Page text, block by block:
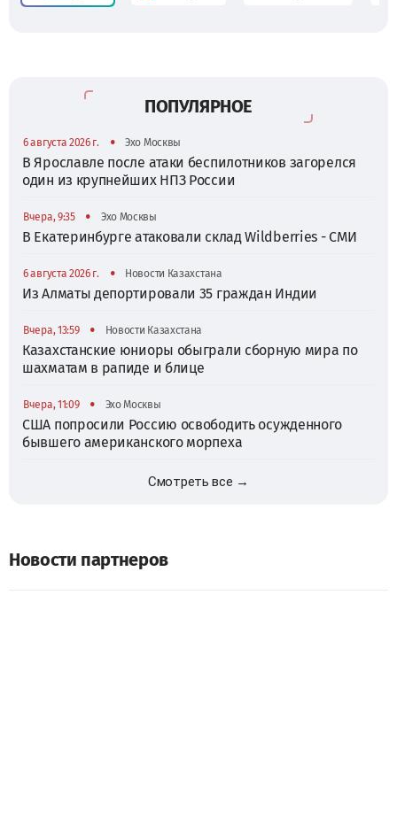
ПОПУЛЯРНОЕ
6 августа 2026 г. • Эхо Москвы
В Ярославле после атаки беспилотников загорелся
один из крупнейших НПЗ России
Вчера, 9:35 • Эхо Москвы
В Екатеринбурге атаковали склад Wildberries - СМИ
6 августа 2026 г. • Новости Казахстана
Из Алматы депортировали 35 граждан Индии
Вчера, 13:59 • Новости Казахстана
Казахстанские юниоры обыграли сборную мира по
шахматам в рапиде и блице
Вчера, 11:09 • Эхо Москвы
США попросили Россию освободить осужденного
бывшего американского морпеха
Смотреть все →
Новости партнеров